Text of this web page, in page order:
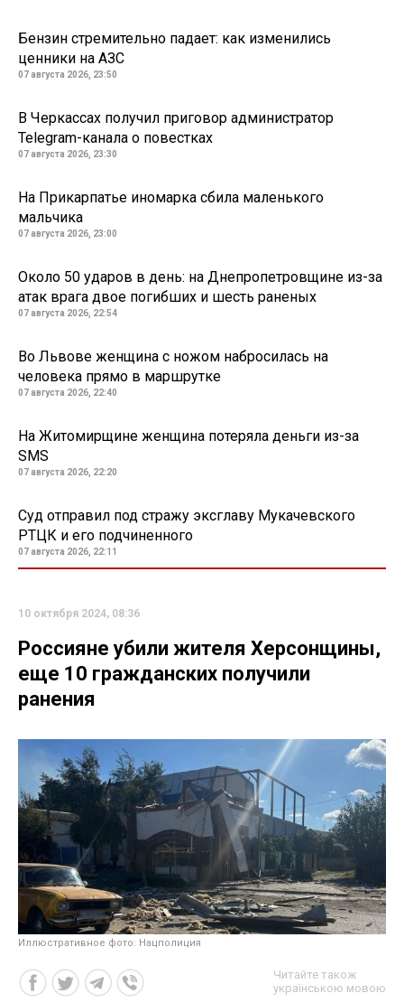
Бензин стремительно падает: как изменились
ценники на АЗС
07 августа 2026, 23:50
В Черкассах получил приговор администратор
Telegram-канала о повестках
07 августа 2026, 23:30
На Прикарпатье иномарка сбила маленького
мальчика
07 августа 2026, 23:00
Около 50 ударов в день: на Днепропетровщине из-за
атак врага двое погибших и шесть раненых
07 августа 2026, 22:54
Во Львове женщина с ножом набросилась на
человека прямо в маршрутке
07 августа 2026, 22:40
На Житомирщине женщина потеряла деньги из-за
SMS
07 августа 2026, 22:20
Суд отправил под стражу эксглаву Мукачевского
РТЦК и его подчиненного
07 августа 2026, 22:11
10 октября 2024, 08:36
Россияне убили жителя Херсонщины,
еще 10 гражданских получили
ранения
Иллюстративное фото: Нацполиция
Читайте також
українською мовою